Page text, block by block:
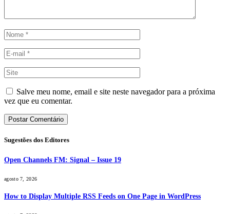
Salve meu nome, email e site neste navegador para a próxima
vez que eu comentar.
Sugestões dos Editores
Open Channels FM: Signal – Issue 19
agosto 7, 2026
How to Display Multiple RSS Feeds on One Page in WordPress